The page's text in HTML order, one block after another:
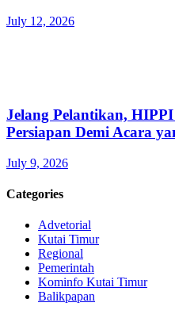
July 12, 2026
Jelang Pelantikan,
Persiapan Demi Acara
July 9, 2026
Categories
Advetorial
Kutai Timur
Regional
Pemerintah
Kominfo Kutai Timur
Balikpapan